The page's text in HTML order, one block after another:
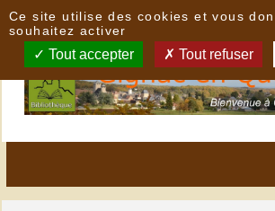
Ce site utilise des cookies et vous
souhaitez activer
Tout accepter Tout refuser